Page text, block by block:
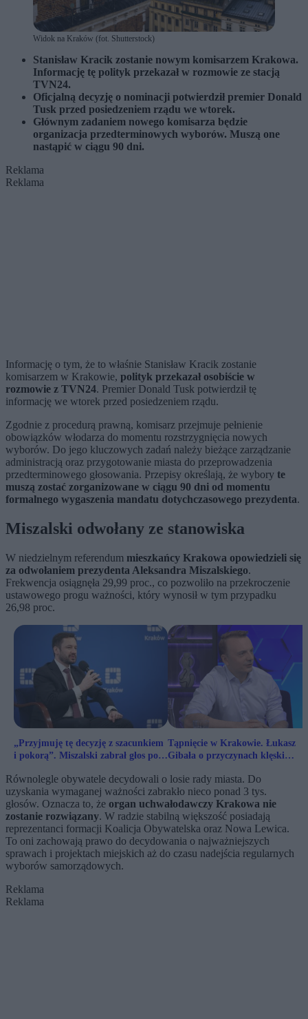
Widok na Kraków (fot. Shutterstock)
Stanisław Kracik zostanie nowym komisarzem Krakowa.
Informację tę polityk przekazał w rozmowie ze stacją
TVN24.
Oficjalną decyzję o nominacji potwierdził premier Donald
Tusk przed posiedzeniem rządu we wtorek.
Głównym zadaniem nowego komisarza będzie
organizacja przedterminowych wyborów. Muszą one
nastąpić w ciągu 90 dni.
Reklama
Reklama
Informację o tym, że to właśnie Stanisław Kracik zostanie
komisarzem w Krakowie, polityk przekazał osobiście w
rozmowie z TVN24. Premier Donald Tusk potwierdził tę
informację we wtorek przed posiedzeniem rządu.
Zgodnie z procedurą prawną, komisarz przejmuje pełnienie
obowiązków włodarza do momentu rozstrzygnięcia nowych
wyborów. Do jego kluczowych zadań należy bieżące zarządzanie
administracją oraz przygotowanie miasta do przeprowadzenia
przedterminowego głosowania. Przepisy określają, że wybory te
muszą zostać zorganizowane w ciągu 90 dni od momentu
formalnego wygaszenia mandatu dotychczasowego prezydenta.
Miszalski odwołany ze stanowiska
W niedzielnym referendum mieszkańcy Krakowa opowiedzieli się
za odwołaniem prezydenta Aleksandra Miszalskiego.
Frekwencja osiągnęła 29,99 proc., co pozwoliło na przekroczenie
ustawowego progu ważności, który wynosił w tym przypadku
26,98 proc.
„Przyjmuję tę decyzję z szacunkiem
i pokorą”. Miszalski zabrał głos po
Tąpnięcie w Krakowie. Łukasz
Gibała o przyczynach klęski
Równolegle obywatele decydowali o losie rady miasta. Do
uzyskania wymaganej ważności zabrakło nieco ponad 3 tys.
głosów. Oznacza to, że organ uchwałodawczy Krakowa nie
zostanie rozwiązany. W radzie stabilną większość posiadają
reprezentanci formacji Koalicja Obywatelska oraz Nowa Lewica.
To oni zachowają prawo do decydowania o najważniejszych
sprawach i projektach miejskich aż do czasu nadejścia regularnych
wyborów samorządowych.
Reklama
Reklama